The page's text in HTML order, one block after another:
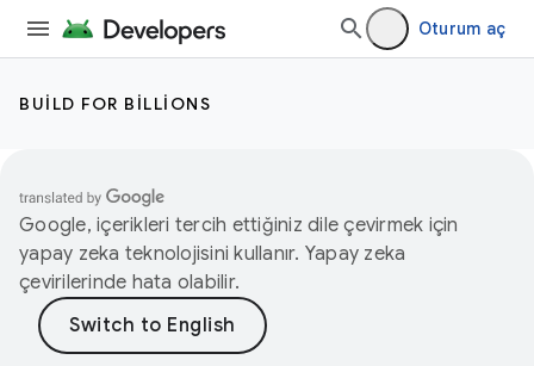
Oturum aç
BUILD FOR BILLIONS
Google, içerikleri tercih ettiğiniz dile çevirmek için
yapay zeka teknolojisini kullanır. Yapay zeka
çevirilerinde hata olabilir.